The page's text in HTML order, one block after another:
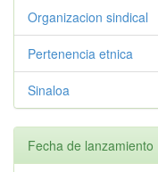
Organizacion sindical
Pertenencia etnica
Sinaloa
Fecha de lanzamiento